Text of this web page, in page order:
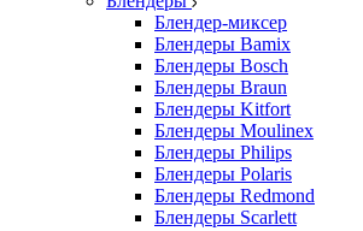
Блендер-миксер
Блендеры Bamix
Блендеры Bosch
Блендеры Braun
Блендеры Kitfort
Блендеры Moulinex
Блендеры Philips
Блендеры Polaris
Блендеры Redmond
Блендеры Scarlett